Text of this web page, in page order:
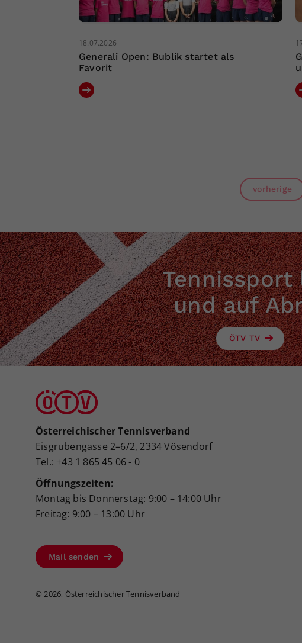
18.07.2026
Generali Open: Bublik startet als
Favorit
vorherige
Tennissport
und auf
ÖTV TV
Österreichischer Tennisverband
Eisgrubengasse 2–6/2, 2334 Vösendorf
Tel.: +43 1 865 45 06 - 0
Öffnungszeiten:
Montag bis Donnerstag: 9:00 – 14:00 Uhr
Freitag: 9:00 – 13:00 Uhr
Mail senden
© 2026, Österreichischer Tennisverband